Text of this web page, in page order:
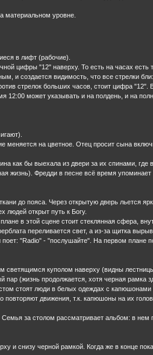
материальном уровне.
в лифт (рабочие).
цифры "12" наверху. То есть на часах есть
и создается видимость, что все стрелки
стрелок больших часов, стоит цифра "12".
12:00 может указывать и на полдень, и на
меняется на цветное. Отец просит сына
как бы выехала из двери за их спинами, где
жизнь). Фредди в песне всё время упоминает
до пояса. Через открытую дверь льется
людей открыт путь к Богу.
в этой сцене стоит стеклянная сфера,
переливается свет, а из-за щитка
"Radio" - "послушайте". На первом плане
светящимся куполом наверху (видны
(жизнь продолжается, хотя черная рамка
стоят люди в белых одеждах с капюшонами
движения, т.к. капюшоны на их
за столом рассматривает альбом: в нем
и снизу черной рамкой. Когда же в конце